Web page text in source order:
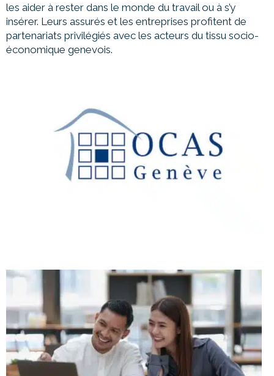
les aider à rester dans le monde du travail ou à s’y
insérer. Leurs assurés et les entreprises profitent de
partenariats privilégiés avec les acteurs du tissu socio-
économique genevois.